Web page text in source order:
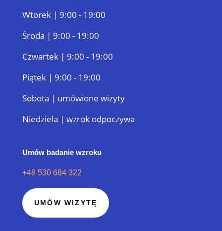
Wtorek | 9:00 - 19:00
Środa | 9:00 - 19:00
Czwartek | 9:00 - 19:00
Piątek | 9:00 - 19:00
Sobota | umówione wizyty
Niedziela | wzrok odpoczywa
Umów badanie wzroku
+48 530 684 322
UMÓW WIZYTĘ